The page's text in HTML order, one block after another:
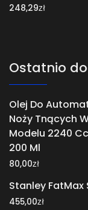
248,29zł
Ostatnio
Olej Do
Noży Tnących
Modelu 2240
200 Ml
80,00zł
Stanley FatMax
455,00zł